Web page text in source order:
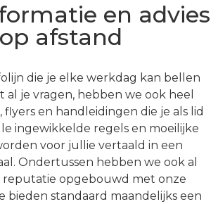
en advies
op afstand
die je elke werkdag kan bellen
al je vragen, hebben we ook heel
en handleidingen die je als lid
ingewikkelde regels en moeilijke
voor jullie vertaald in een
Ondertussen hebben we ook al
reputatie opgebouwd met onze
bieden standaard maandelijks een